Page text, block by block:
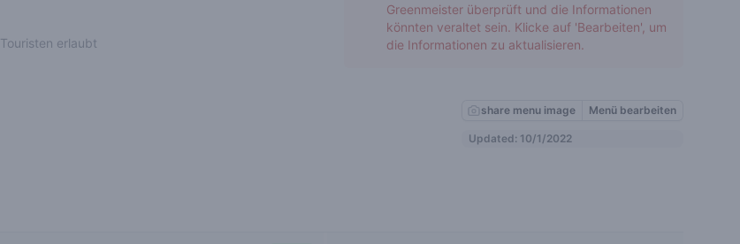
Touristen erlaubt
Greenmeister überprüft und die Informationen
könnten veraltet sein. Klicke auf 'Bearbeiten', um
die Informationen zu aktualisieren.
share menu image Menü bearbeiten
Updated: 10/1/2022